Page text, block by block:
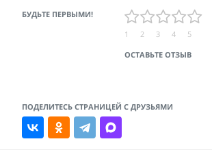
БУДЬТЕ ПЕРВЫМИ!
ОСТАВЬТЕ ОТЗЫВ
1 2 3 4 5
ПОДЕЛИТЕСЬ СТРАНИЦЕЙ С ДРУЗЬЯМИ